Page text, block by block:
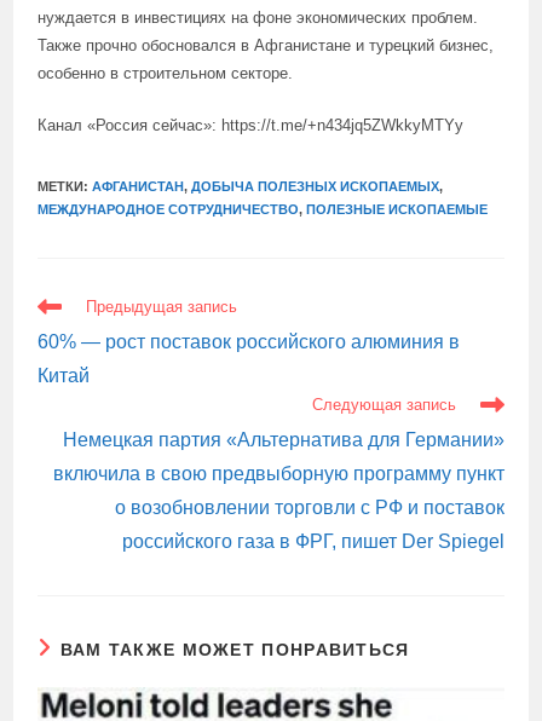
нуждается в инвестициях на фоне экономических проблем.
Также прочно обосновался в Афганистане и турецкий бизнес,
особенно в строительном секторе.
Канал «Россия сейчас»: https://t.me/+n434jq5ZWkkyMTYy
МЕТКИ:АФГАНИСТАН, ДОБЫЧА ПОЛЕЗНЫХ ИСКОПАЕМЫХ,
МЕЖДУНАРОДНОЕ СОТРУДНИЧЕСТВО, ПОЛЕЗНЫЕ ИСКОПАЕМЫЕ
ЕЩЕ
СТАТЬИ
Предыдущая запись
60% — рост поставок российского алюминия в
Китай
Следующая запись
Немецкая партия «Альтернатива для Германии»
включила в свою предвыборную программу пункт
о возобновлении торговли с РФ и поставок
российского газа в ФРГ, пишет Der Spiegel
ВАМ ТАКЖЕ МОЖЕТ ПОНРАВИТЬСЯ